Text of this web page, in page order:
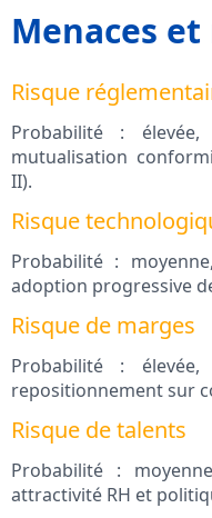
Menaces
Risque
Probabilité :
mutualisation
II).
Risque
Probabilité :
adoption progressive
Risque de marges
Probabilité :
repositionnement sur
Risque de talents
Probabilité :
attractivité RH et